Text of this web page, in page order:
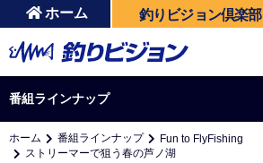
ホーム 釣りビジョン倶楽部
番組ラインナップ
ホーム 番組ラインナップ
Fun to FlyFishing
ストリーマーで狙う春の芦ノ湖